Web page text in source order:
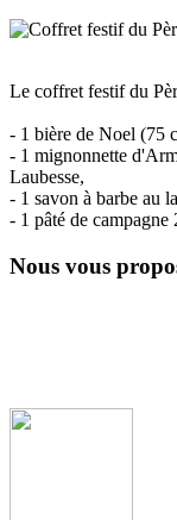
Le coffret festif du
- 1 bière de Noel (75
- 1 mignonnette
Laubesse,
- 1 savon à barbe au
- 1 pâté de
Nous vous